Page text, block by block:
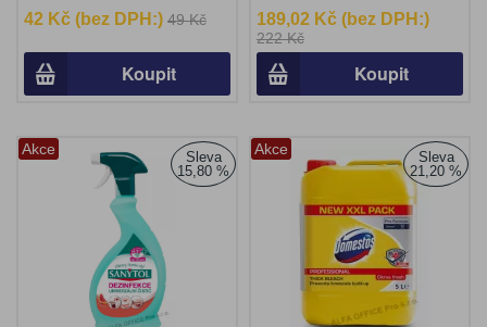
42 Kč (bez DPH:) 49 Kč
Koupit
189,02 Kč (bez DPH:)
222 Kč
Koupit
Akce
Sleva
15,80 %
Akce
Sleva
21,20 %